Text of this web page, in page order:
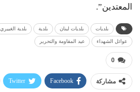
المعتدين”.
بلديات بلديات لبنان بلدية بلدية الغبيري
عوائل الشهداء عيد المقاومة والتحرير
0
مشاركة Facebook
Twitter